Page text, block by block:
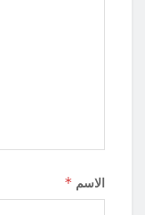
الاسم *